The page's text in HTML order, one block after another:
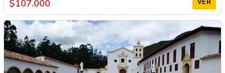
$107.000 VER